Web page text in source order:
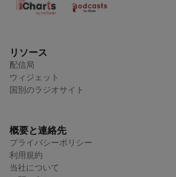
リソース
配信局
ウィジェット
国別のラジオサイト
概要と連絡先
プライバシーポリシー
利用規約
当社について